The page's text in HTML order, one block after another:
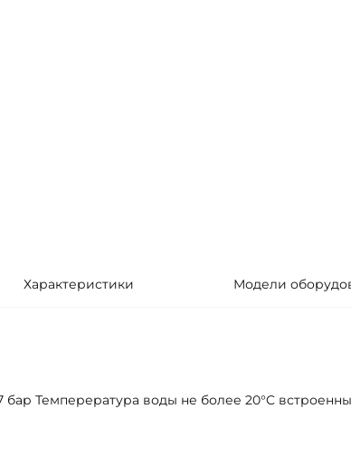
Характеристики Модели
Темперература воды не более 20°C